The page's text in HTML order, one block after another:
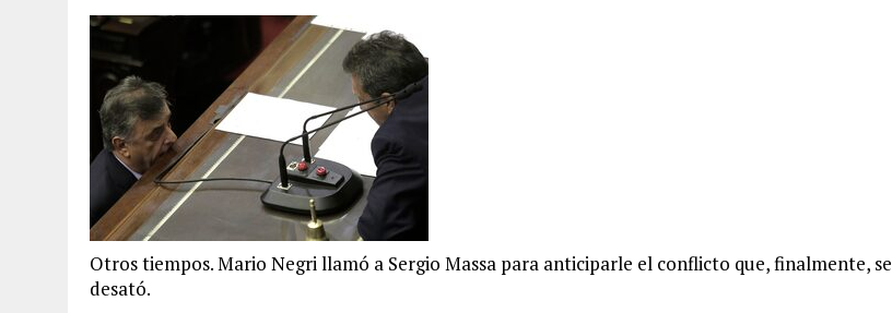
Otros tiempos. Mario Negri llamó a Sergio Massa para anticiparle el conflicto que, finalmente, se
desató.